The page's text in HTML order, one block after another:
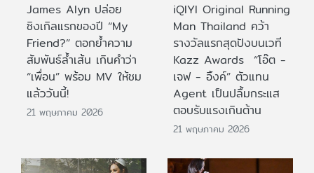
James Alyn ปล่อย
ซิงเกิลแรกของปี “My
Friend?” ตอกย้ำความ
สัมพันธ์ล้ำเส้น เกินคำว่า
“เพื่อน” พร้อม MV ให้ชม
แล้ววันนี้!
21 พฤษภาคม 2026
iQIYI Original Running
Man Thailand คว้า
รางวัลแรกสุดปังบนเวที
Kazz Awards “โอ๊ต -
เจฟ - อิ้งค์” ตัวแทน
Agent เป็นปลื้มกระแส
ตอบรับแรงเกินต้าน
21 พฤษภาคม 2026